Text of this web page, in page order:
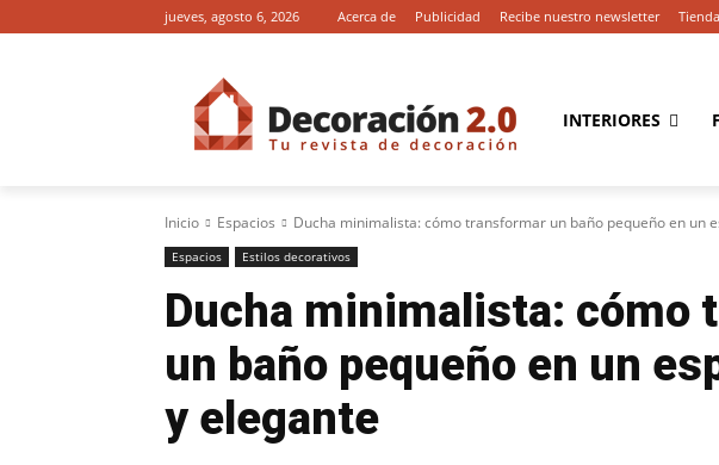
jueves, agosto 6, 2026 Acerca de Publicidad Recibe nuestro newsletter
INTERIORES
Inicio Espacios Ducha minimalista: cómo transformar un baño pequeño en un
Espacios Estilos decorativos
Ducha minimalista: cómo
un baño pequeño en un
y elegante